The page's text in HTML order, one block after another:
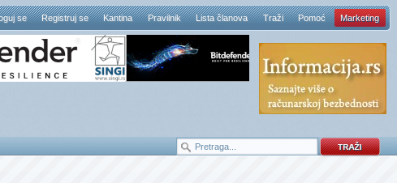
se Registruj se Kantina Pravilnik Lista članova Traži Pomoć Marketing